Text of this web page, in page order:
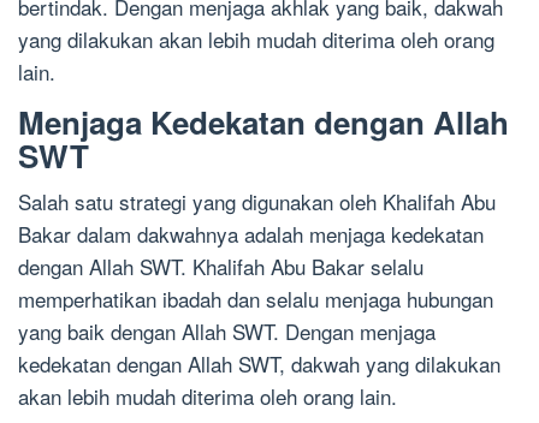
bertindak. Dengan menjaga akhlak yang baik, dakwah
yang dilakukan akan lebih mudah diterima oleh orang
lain.
Menjaga Kedekatan dengan Allah
SWT
Salah satu strategi yang digunakan oleh Khalifah Abu
Bakar dalam dakwahnya adalah menjaga kedekatan
dengan Allah SWT. Khalifah Abu Bakar selalu
memperhatikan ibadah dan selalu menjaga hubungan
yang baik dengan Allah SWT. Dengan menjaga
kedekatan dengan Allah SWT, dakwah yang dilakukan
akan lebih mudah diterima oleh orang lain.